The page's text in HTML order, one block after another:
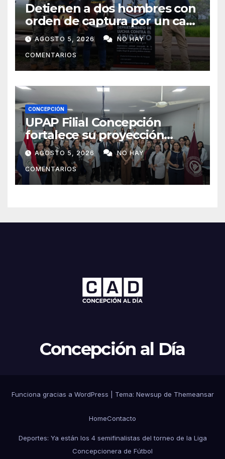
Detienen a dos hombres con
orden de captura por un caso
de abigeato
AGOSTO 5, 2026 NO HAY
COMENTARIOS
CONCEPCIÓN
UPAP Filial Concepción
fortalece su proyección
internacional con la visita del
Prof. Dr. Antonio Castaño,
referente de la Universidad
de Sevilla
AGOSTO 5, 2026 NO HAY
COMENTARIOS
Concepción al Día
Funciona gracias a WordPress Tema: Newsup de Themeansar
HomeContacto
Deportes: Ya están los 4 semifinalistas del torneo de la Liga
Concepcionera de Fútbol